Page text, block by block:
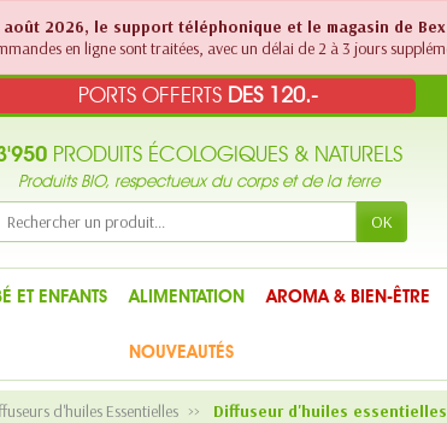
2026, le support téléphonique et le magasin de
en ligne sont traitées, avec un délai de 2 à 3 jours
PORTS OFFERTS DES 120.-
PRODUITS ÉCOLOGIQUES & NATURELS
Produits BIO, respectueux du corps et de la terre
OK
ET ENFANTS ALIMENTATION AROMA & BIEN-ÊTRE
NOUVEAUTÉS
d'huiles Essentielles Diffuseur d'huiles essentielles